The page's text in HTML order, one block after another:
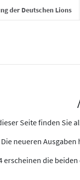
der Deutschen Lions
Seite finden Sie
Die neueren
erscheinen die